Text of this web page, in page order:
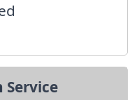
Service